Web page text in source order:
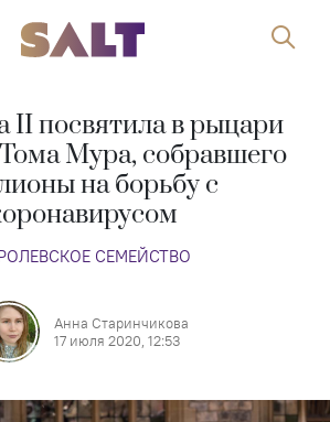
II посвятила в рыцари
Мура, собравшего
на борьбу с
СЕМЕЙСТВО
Анна Старинчикова
17 июля 2020, 12:53